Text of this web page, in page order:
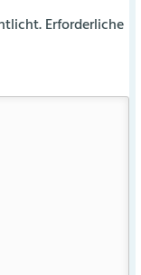
Erforderliche